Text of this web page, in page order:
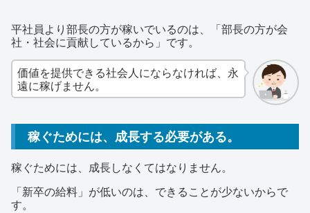
平社員より部長の方が稼いでいるのは、「部長の方が会
社・社会に貢献しているから」です。
価値を提供できる社会人にならなければ、永
遠に稼げません。
稼ぐためには、成長する必要がある。
稼ぐためには、成長しなくてはなりません。
「新卒の給料」が低いのは、できることが少ないからで
す。